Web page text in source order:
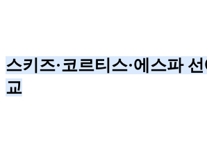
스키즈·코르티스·에스파 선
교